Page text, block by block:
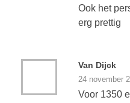
Ook het
erg prettig
Van Dijck
24 november
Voor 1350